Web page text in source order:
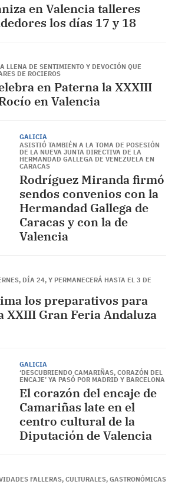
en Valencia talleres
los días 17 y 18
LLENA DE SENTIMIENTO Y DEVOCIÓN QUE
DE ROCIEROS
en Paterna la XXXIII
en Valencia
GALICIA
ASISTIÓ TAMBIÉN A LA TOMA DE POSESIÓN
DE LA NUEVA JUNTA DIRECTIVA DE LA
HERMANDAD GALLEGA DE VENEZUELA EN
CARACAS
Rodríguez Miranda firmó
sendos convenios con la
Hermandad Gallega de
Caracas y con la de
Valencia
DÍA 24, Y PERMANECERÁ HASTA EL 3 DE
los preparativos para
XXIII Gran Feria Andaluza
GALICIA
‘DESCUBRIENDO CAMARIÑAS, CORAZÓN DEL
ENCAJE’ YA PASÓ POR MADRID Y BARCELONA
El corazón del encaje de
Camariñas late en el
centro cultural de la
Diputación de Valencia
FALLERAS, CULTURALES, GASTRONÓMICAS